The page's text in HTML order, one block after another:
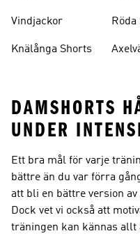
Vindjackor
Knälånga Shorts
Röda
DAMSHORTS
UNDER
Ett bra mål för varje
bättre än du var förra
att bli en bättre version
Dock vet vi också att
träningen kan kännas allt